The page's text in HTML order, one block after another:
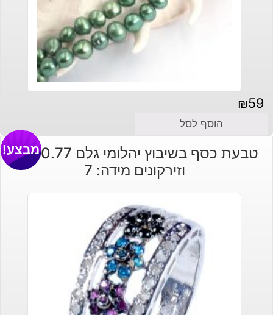
₪59
הוסף לסל
טבעת כסף בשיבוץ יהלומי גלם 0.77 קרט
וזירקונים מידה: 7
מבצע!